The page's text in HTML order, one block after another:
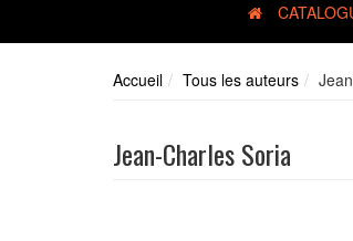
Accueil Tous les auteurs
Jean-Charles Soria